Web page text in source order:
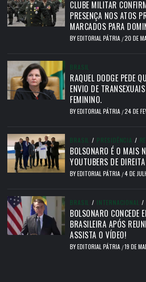
CLUBE MILITAR
PRESENÇA NOS ATOS
MARCADOS PARA
BYEDITORIAL PÁTRIA /20 DE
BRASIL
RAQUEL DODGE PEDE
ENVIO DE
FEMININO.
BYEDITORIAL PÁTRIA /24 DE
BRASIL / PRESIDÊNCIA /
BOLSONARO É O MAIS
YOUTUBERS DE DIREITA
BYEDITORIAL PÁTRIA /4 DE
BRASIL / INTERNACIONAL /
BOLSONARO CONCEDE
BRASILEIRA APÓS
ASSISTA O VÍDEO!
BYEDITORIAL PÁTRIA /19 DE